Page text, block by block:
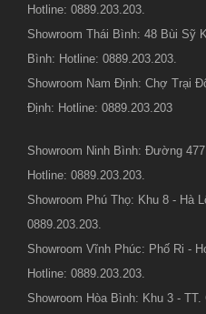
Hotline: 0889.203.203.
Showroom Thái Bình: 48 Bùi Sỹ
Bình: Hotline: 0889.203.203.
Showroom Nam Định: Chợ Trại
Định: Hotline: 0889.203.203
Showroom Ninh Bình: Đường
Hotline: 0889.203.203.
Showroom Phú Thọ: Khu 8 - Hà
0889.203.203.
Showroom Vĩnh Phúc: Phố Ri -
Hotline: 0889.203.203.
Showroom Hòa Bình: Khu 3 -